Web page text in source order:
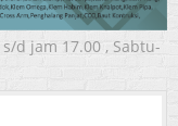
d jam 17.00 , Sabtu-